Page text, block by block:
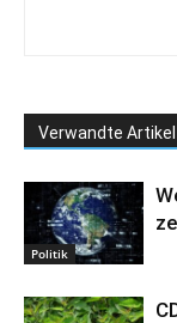
Verwandte Artikel
Politik